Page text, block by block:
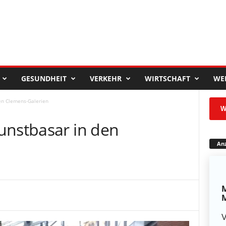
GESUNDHEIT VERKEHR WIRTSCHAFT
Clemens-Galerien
in den